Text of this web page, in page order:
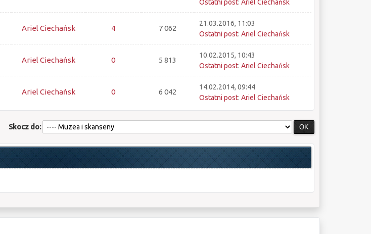
Ostatni post: Ariel Ciechańsk
Ariel Ciechańsk 4 7 062
21.03.2016, 11:03
Ostatni post: Ariel Ciechańsk
Ariel Ciechańsk 0 5 813
10.02.2015, 10:43
Ostatni post: Ariel Ciechańsk
Ariel Ciechańsk 0 6 042
14.02.2014, 09:44
Ostatni post: Ariel Ciechańsk
Skocz do: